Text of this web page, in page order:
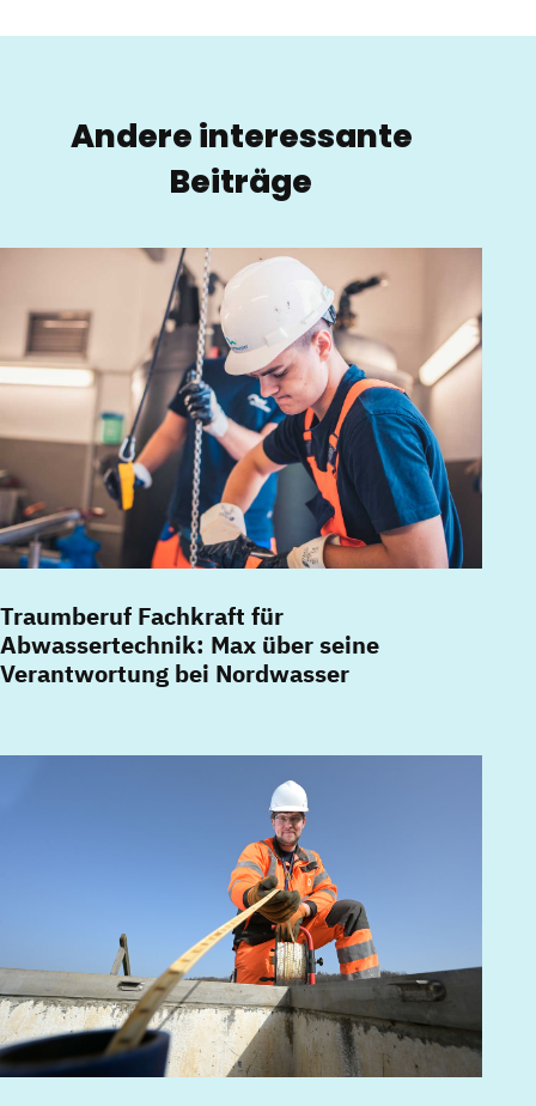
Andere interessante
Beiträge
Traumberuf Fachkraft für
Abwassertechnik: Max über seine
Verantwortung bei Nordwasser